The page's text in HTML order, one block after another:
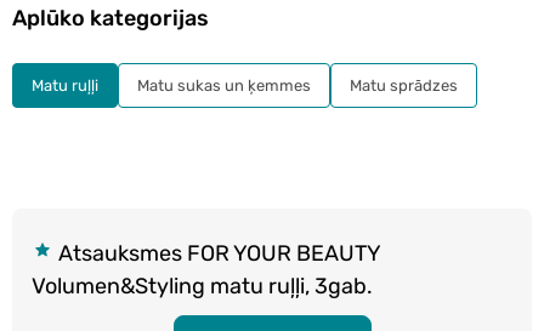
Atsauksmes FOR YOUR BEAUTY
Volumen&Styling matu ruļļi, 3gab.
Aplūko kategorijas
Matu ruļļi Matu sukas un ķemmes Matu sprādzes